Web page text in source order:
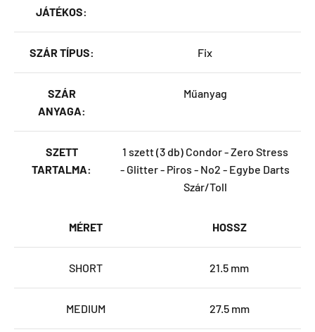
JÁTÉKOS:
SZÁR TÍPUS: Fix
SZÁR
ANYAGA:
Műanyag
SZETT
TARTALMA:
1 szett (3 db) Condor - Zero Stress
- Glitter - Piros - No2 - Egybe Darts
Szár/Toll
MÉRET HOSSZ
SHORT 21.5 mm
MEDIUM 27.5 mm